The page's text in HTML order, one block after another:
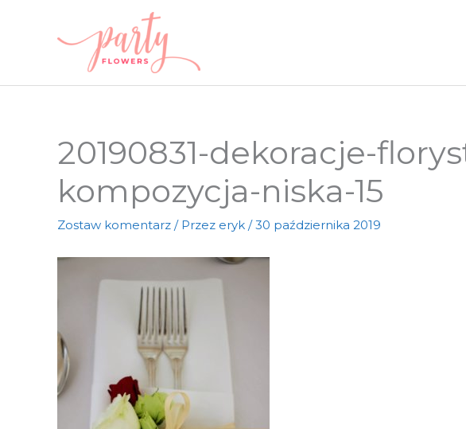
20190831-dekoracje-
kompozycja-niska-15
Zostaw komentarz / Przez eryk /30 października 2019